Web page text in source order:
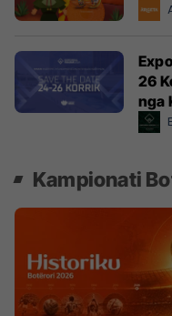
26
nga
Kampionati